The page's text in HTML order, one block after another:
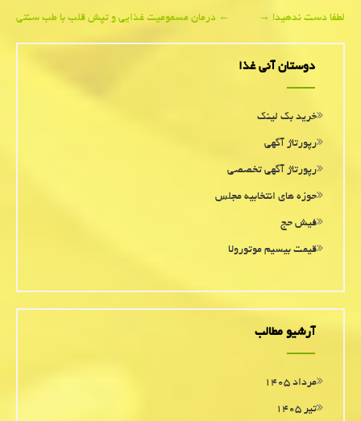
Post
navigation
←درمان مسمومیت غذایی و تپش قلب با طب سنتی لطفا دست ندهید!→
دوستان آنی غذا
خرید بک لینک
رپورتاژ آگهی
رپورتاژ آگهی تخصصی
حوزه های انتخابیه مجلس
فیش حج
قیمت بیسیم موتورولا
آرشیو مطالب
مرداد ۱۴۰۵
تیر ۱۴۰۵